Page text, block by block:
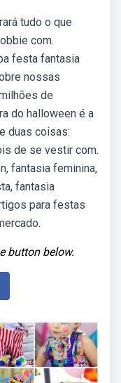
tudo o que
com.
festa fantasia
nossas
de
do halloween é a
duas coisas:
de se vestir com.
fantasia feminina,
fantasia
para festas
button below.